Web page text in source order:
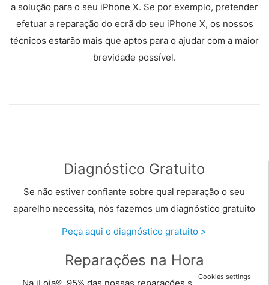
a solução para o seu iPhone X. Se por exemplo, pretender
efetuar a reparação do ecrã do seu iPhone X, os nossos
técnicos estarão mais que aptos para o ajudar com a maior
brevidade possível.
Diagnóstico Gratuito
Se não estiver confiante sobre qual reparação o seu
aparelho necessita, nós fazemos um diagnóstico gratuito
Peça aqui o diagnóstico gratuito >
Reparações na Hora
Cookies settings